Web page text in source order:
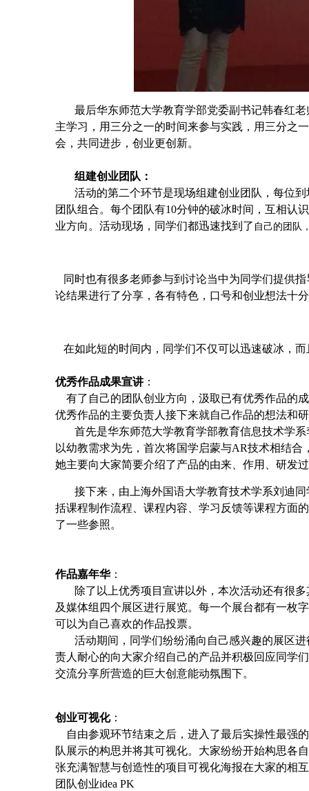
最后华东师范大学教育学部党委副书记韩春红
主学习，用三分之一的时间来参与实践，用三分之
会，共同进步 ，创业更创新。
组建创业团队：
活动的第二个环节是现场组建创业团队，每位
团队组合。每个团队有10分钟的破冰时间，互相认
业方向。 活动现场， 同学们都迅速找到 了 自己的团队
同时也有很多老师参与到讨论当中为同学们提供
论结果进行了分享，各有特色，口号和创业想法十
在如此短的时间内，同学们不仅可以迅速破冰，
优秀作品成果宣讲：
有了自己的团队创业方向，汲取已有优秀作品的
优秀作品的主要负责人接下来就自己作品的想法和
首先是华东师范大学教育学部教育信息技术学
以幼教需求为先，首次将国学启蒙与AR技术相结合
她主要向大家简要介绍了产品的由来、作用、研发
接下来，由上海外国语大学教育技术学系刘迪
括课程制作流程、课程内容、学习反馈等课程方面
了一些参照。
作品嘉年华：
除了以上优秀项目宣讲以外，本次活动还有很
及媒体组四个展区进行展览。每一个展台都有一枚
可以为自己喜欢的作品投票。
活动期间， 同学们纷纷涌向自己感兴趣的展区
责人耐心的向大家介绍自己的产品并积极回应同学
交流分享所营造的巨大创意能动氛围下。
创业可视化：
自由参观环节结束之后，进入了最后实操性最强
队展示的构思并将其可视化。大家纷纷开始构思各
张充满智慧与创造性的项目可视化海报在大家的相
团队创业idea PK